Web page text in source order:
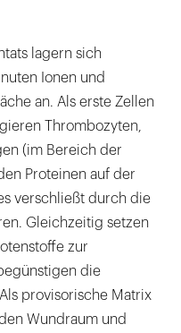
lagern sich
Ionen und
an. Als erste Zellen
Thrombozyten,
(im Bereich der
Proteinen auf der
verschließt durch die
Gleichzeitig setzen
zur
die
provisorische Matrix
Wundraum und